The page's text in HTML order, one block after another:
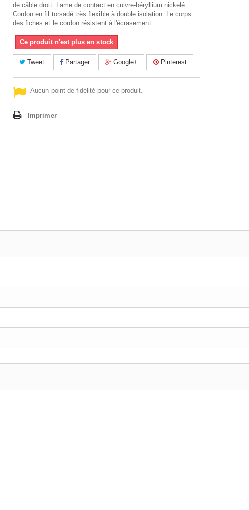
de câble droit. Lame de contact en cuivre-béryllium nickelé.
Cordon en fil torsadé très flexible à double isolation. Le corps
des fiches et le cordon résistent à l'écrasement.
Ce produit n'est plus en stock
Tweet Partager Google+ Pinterest
Aucun point de fidélité pour ce produit.
Imprimer